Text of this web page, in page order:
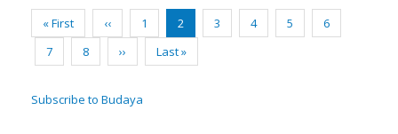
Pagination
First
page
« First
Previous
page
‹‹ Page
1
Current
page
2 Page
3 Page
4 Page
5 Page
6
Page
7 Page
8
Next
page
››
Last
page
Last »
Subscribe to Budaya